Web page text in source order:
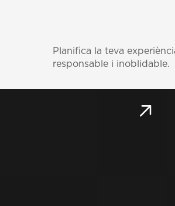
Planifica la teva
responsable i inoblidable.